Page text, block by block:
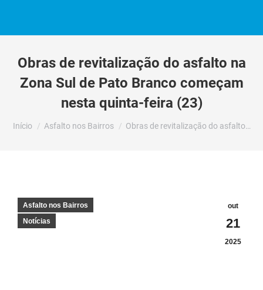
Obras de revitalização do asfalto na
Zona Sul de Pato Branco começam
nesta quinta-feira (23)
Você está aqui:
Início Asfalto nos Bairros Obras de revitalização do asfalto…
out
21
2025
Asfalto nos Bairros
Notícias